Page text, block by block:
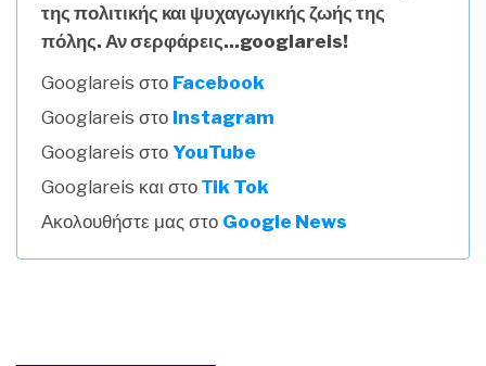
της πολιτικής και ψυχαγωγικής ζωής της
πόλης. Αν σερφάρεις...googlareis!
Googlareis στο Facebook
Googlareis στο Instagram
Googlareis στο YouTube
Googlareis και στο Τik Tok
Ακολουθήστε μας στο Google News